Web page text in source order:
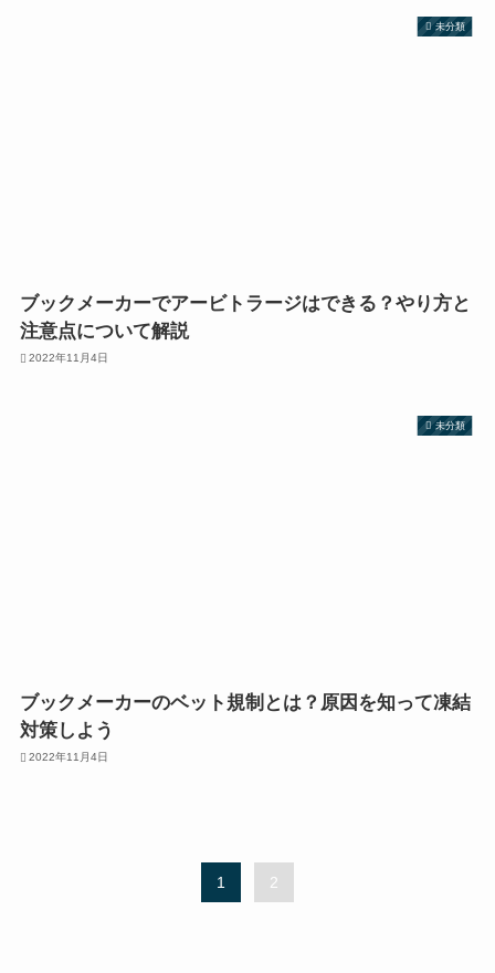
未分類
ブックメーカーでアービトラージはできる？やり方と
注意点について解説
2022年11月4日
未分類
ブックメーカーのベット規制とは？原因を知って凍結
対策しよう
2022年11月4日
1 2